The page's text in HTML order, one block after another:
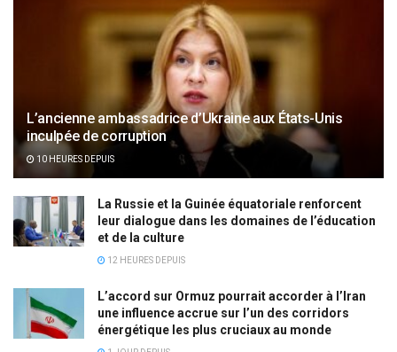
L’ancienne ambassadrice d’Ukraine aux États-Unis
inculpée de corruption
10 HEURES DEPUIS
La Russie et la Guinée équatoriale renforcent
leur dialogue dans les domaines de l’éducation
et de la culture
12 HEURES DEPUIS
L’accord sur Ormuz pourrait accorder à l’Iran
une influence accrue sur l’un des corridors
énergétique les plus cruciaux au monde